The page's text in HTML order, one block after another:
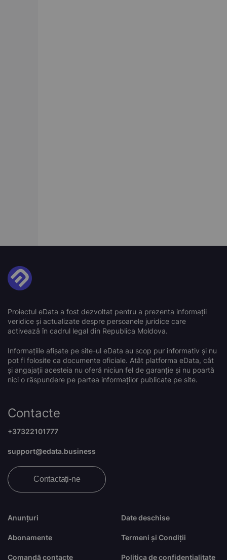
Proiectul eData a fost dezvoltat pentru a prezenta informații
veridice și actualizate despre persoanele juridice care
activează în cadrul legal din Republica Moldova.
Informațiile afișate pe site-ul eData au scop pur informativ și nu
pot fi folosite ca documente oficiale. Atât platforma eData, cât
și angajații acesteia nu oferă niciun fel de garanție și nu poartă
nici o răspundere pe partea informaților publicate pe site.
Anunțuri
Abonamente
Comandă contacte
Date deschise
Termeni și Condiții
Politica de confidențialitate
Contacte
+37322101777
support@edata.business
Contactați-ne